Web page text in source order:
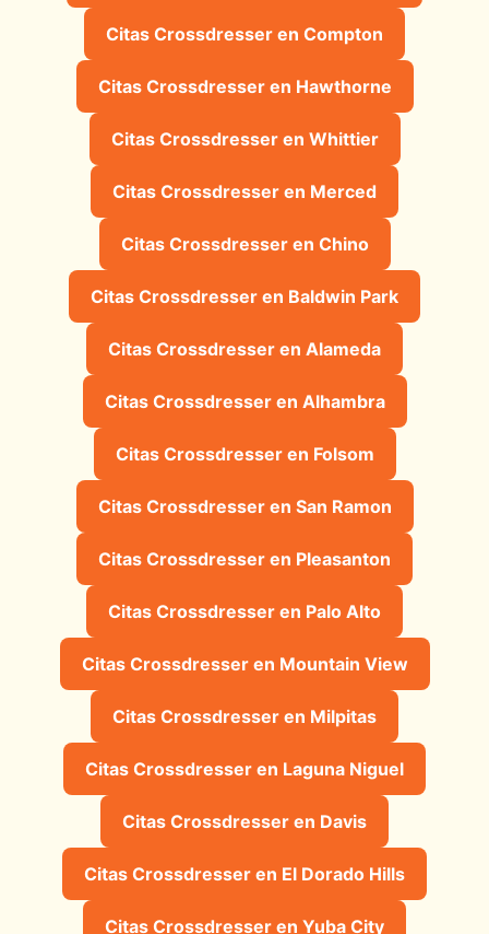
Citas Crossdresser en Compton
Citas Crossdresser en Hawthorne
Citas Crossdresser en Whittier
Citas Crossdresser en Merced
Citas Crossdresser en Chino
Citas Crossdresser en Baldwin Park
Citas Crossdresser en Alameda
Citas Crossdresser en Alhambra
Citas Crossdresser en Folsom
Citas Crossdresser en San Ramon
Citas Crossdresser en Pleasanton
Citas Crossdresser en Palo Alto
Citas Crossdresser en Mountain View
Citas Crossdresser en Milpitas
Citas Crossdresser en Laguna Niguel
Citas Crossdresser en Davis
Citas Crossdresser en El Dorado Hills
Citas Crossdresser en Yuba City